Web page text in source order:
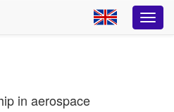
in aerospace